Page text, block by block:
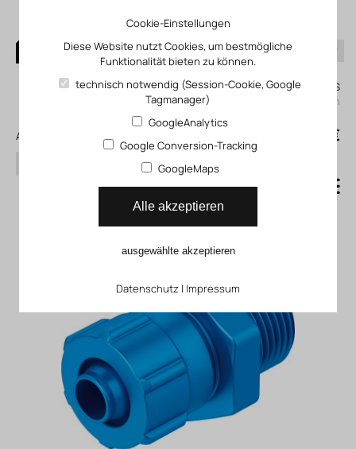
0
Mein KLEFINGHAUS
einloggen
Alle Produkte
Suchen
0,00 €
Schnellverschraubung CK
Cookie-Einstellungen
Diese Website nutzt Cookies, um bestmögliche
Funktionalität bieten zu können.
technisch notwendig (Session-Cookie, Google
Tagmanager)
GoogleAnalytics
Google Conversion-Tracking
GoogleMaps
Alle akzeptieren
ausgewählte akzeptieren
Datenschutz | Impressum